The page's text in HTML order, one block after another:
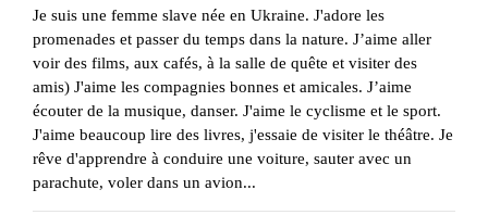
Je suis une femme slave née en Ukraine. J'adore les
promenades et passer du temps dans la nature. J’aime aller
voir des films, aux cafés, à la salle de quête et visiter des
amis) J'aime les compagnies bonnes et amicales. J’aime
écouter de la musique, danser. J'aime le cyclisme et le sport.
J'aime beaucoup lire des livres, j'essaie de visiter le théâtre. Je
rêve d'apprendre à conduire une voiture, sauter avec un
parachute, voler dans un avion...